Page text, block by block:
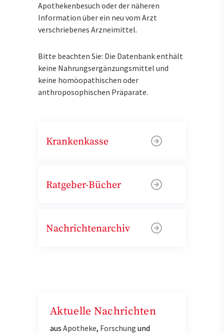
Apothekenbesuch oder der näheren
Information über ein neu vom Arzt
verschriebenes Arzneimittel.
Bitte beachten Sie: Die Datenbank enthält
keine Nahrungsergänzungsmittel und
keine homöopathischen oder
anthroposophischen Präparate.
Krankenkasse
Ratgeber-Bücher
Nachrichtenarchiv
Aktuelle Nachrichten
aus Apotheke, Forschung und